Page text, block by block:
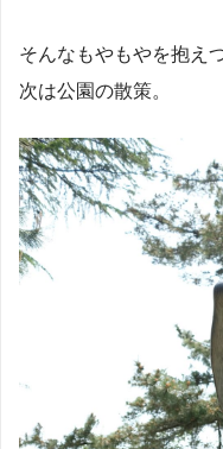
そんなもやもやを抱え
次は公園の散策。